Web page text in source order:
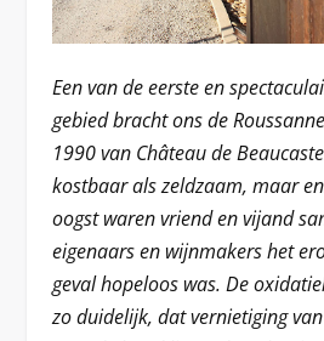
Een van de eerste en
gebied bracht ons de
1990 van Château de
kostbaar als zeldzaam, maar
oogst waren vriend en vijand
eigenaars en wijnmakers het
geval hopeloos was. De
zo duidelijk, dat vernietiging